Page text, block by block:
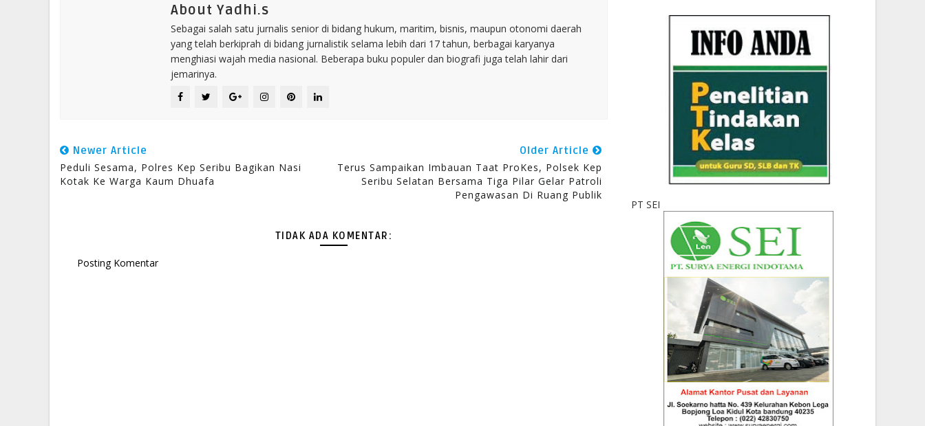
About Yadhi.s
Sebagai salah satu jurnalis senior di bidang hukum, maritim, bisnis, maupun otonomi daerah
yang telah berkiprah di bidang jurnalistik selama lebih dari 17 tahun, berbagai karyanya
menghiasi wajah media nasional. Beberapa buku populer dan biografi juga telah lahir dari
jemarinya.
Newer Article
Peduli Sesama, Polres Kep Seribu Bagikan Nasi
Kotak Ke Warga Kaum Dhuafa
Older Article
Terus Sampaikan Imbauan Taat ProKes, Polsek Kep
Seribu Selatan Bersama Tiga Pilar Gelar Patroli
Pengawasan Di Ruang Publik
TIDAK ADA KOMENTAR:
Posting Komentar
PT SEI